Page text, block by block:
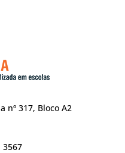
nº 317, Bloco A2
3567